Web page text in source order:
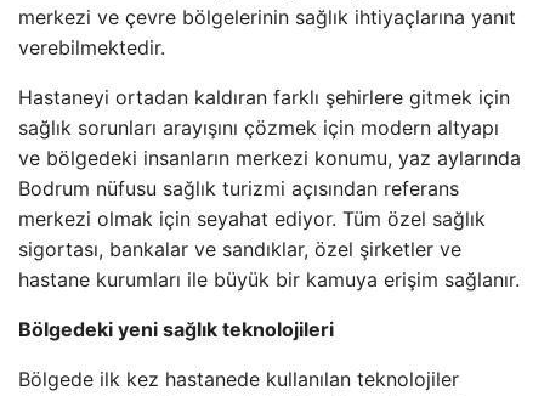
merkezi ve çevre bölgelerinin sağlık ihtiyaçlarına yanıt
verebilmektedir.
Hastaneyi ortadan kaldıran farklı şehirlere gitmek için
sağlık sorunları arayışını çözmek için modern altyapı
ve bölgedeki insanların merkezi konumu, yaz aylarında
Bodrum nüfusu sağlık turizmi açısından referans
merkezi olmak için seyahat ediyor. Tüm özel sağlık
sigortası, bankalar ve sandıklar, özel şirketler ve
hastane kurumları ile büyük bir kamuya erişim sağlanır.
Bölgedeki yeni sağlık teknolojileri
Bölgede ilk kez hastanede kullanılan teknolojiler